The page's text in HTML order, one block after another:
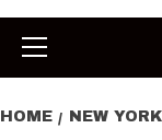
Primary
Menu
HOME NEW YORK